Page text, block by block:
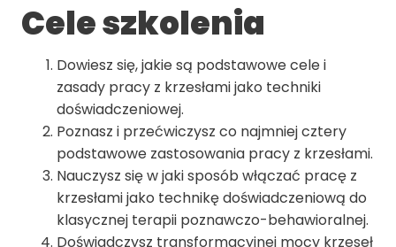
Cele szkolenia
Dowiesz się, jakie są podstawowe cele i
zasady pracy z krzesłami jako techniki
doświadczeniowej.
Poznasz i przećwiczysz co najmniej cztery
podstawowe zastosowania pracy z krzesłami.
Nauczysz się w jaki sposób włączać pracę z
krzesłami jako technikę doświadczeniową do
klasycznej terapii poznawczo-behawioralnej.
Doświadczysz transformacyjnej mocy krzeseł